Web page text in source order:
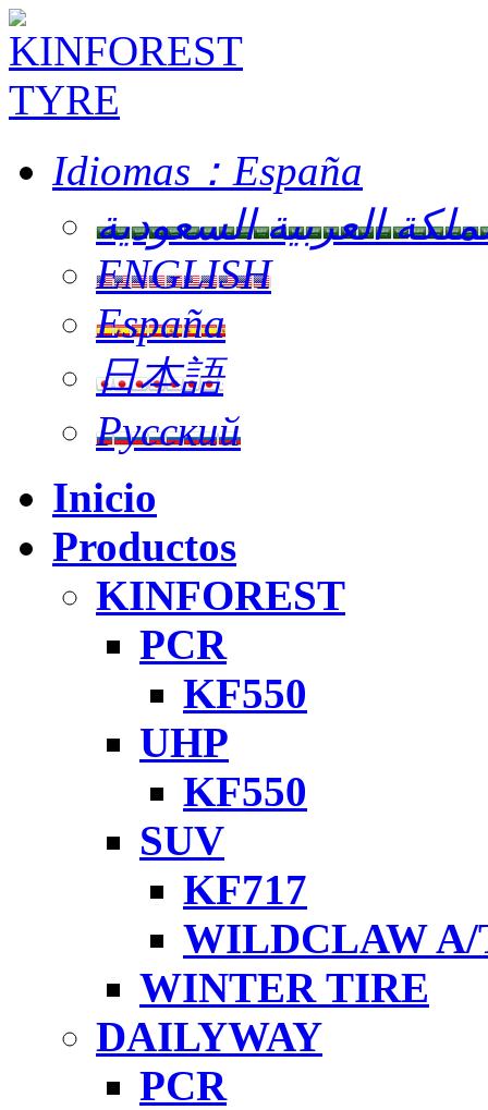
Idiomas： España
العربية السعودية
ENGLISH
España
日本語
Русский
Inicio
Productos
KINFOREST
PCR
KF550
UHP
KF550
SUV
KF717
WILDCLAW
WINTER TIRE
DAILYWAY
PCR